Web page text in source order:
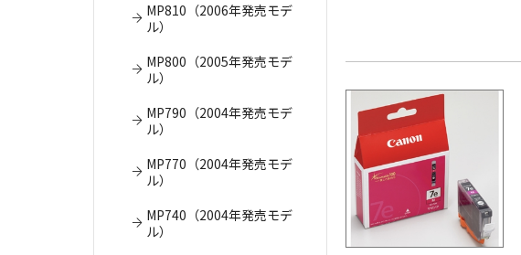
MP810（2006年発売モデ
ル）
MP800（2005年発売モデ
ル）
MP790（2004年発売モデ
ル）
MP770（2004年発売モデ
ル）
MP740（2004年発売モデ
ル）